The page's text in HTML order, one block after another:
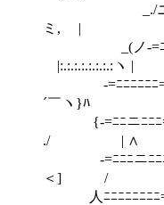
_./ニﾆﾆ=-
ミ, |
_(ノ-=ﾆ二
|:.:.:.:.:.:.:.:ヽ |
-=ﾆﾆﾆﾆﾆﾆ=-
´￣ヽ}ﾊ
{-=ﾆﾆニﾆﾆﾆ
./ | ∧
-=ﾆﾆﾆニﾆ
＜] /
人ﾆﾆﾆﾆ